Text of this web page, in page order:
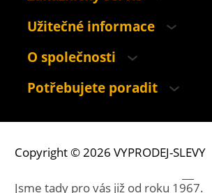
Užitečné informace
O společnosti
Potřebujete poradit
Copyright © 2026 VYPRODEJ-SLEVY
Jsme tady pro vás již od roku 1967.